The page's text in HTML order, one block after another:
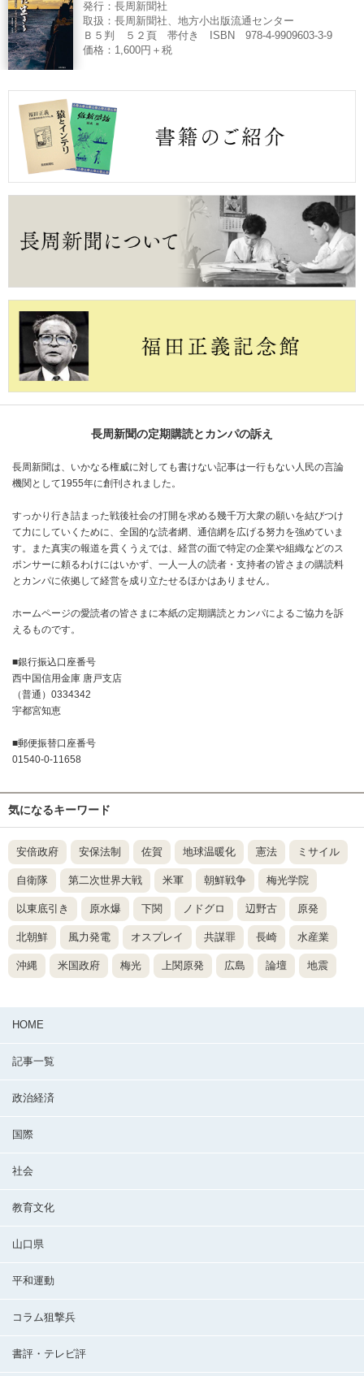
発行：長周新聞社
取扱：長周新聞社、地方小出版流通センター
Ｂ５判 ５２頁 帯付き ISBN 978-4-9909603-3-9
価格：1,600円＋税
長周新聞の定期購読とカンパの訴え
長周新聞は、いかなる権威に対しても書けない記事は一行もない人民の言論
機関として1955年に創刊されました。
すっかり行き詰まった戦後社会の打開を求める幾千万大衆の願いを結びつけ
て力にしていくために、全国的な読者網、通信網を広げる努力を強めていま
す。また真実の報道を貫くうえでは、経営の面で特定の企業や組織などのス
ポンサーに頼るわけにはいかず、一人一人の読者・支持者の皆さまの購読料
とカンパに依拠して経営を成り立たせるほかはありません。
ホームページの愛読者の皆さまに本紙の定期購読とカンパによるご協力を訴
えるものです。
■銀行振込口座番号
西中国信用金庫 唐戸支店
（普通）0334342
宇都宮知恵
■郵便振替口座番号
01540-0-11658
気になるキーワード
安倍政府 安保法制 佐賀 地球温暖化 憲法 ミサイル
自衛隊 第二次世界大戦 米軍 朝鮮戦争 梅光学院
以東底引き 原水爆 下関 ノドグロ 辺野古 原発
北朝鮮 風力発電 オスプレイ 共謀罪 長崎 水産業
沖縄 米国政府 梅光 上関原発 広島 論壇 地震
HOME
記事一覧
政治経済
国際
社会
教育文化
山口県
平和運動
コラム狙撃兵
書評・テレビ評